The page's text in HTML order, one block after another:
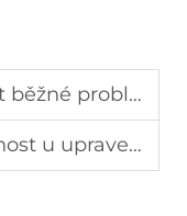
CNC vyrovnávacích strojů?
podavače?